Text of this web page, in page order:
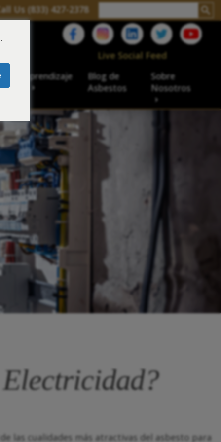
Us (833) 427-2378
Live Social Feed
de veteranos
laboral
de aprendizaje
Blog de
Asbestos
Sobre
Nosotros
Electricidad?
las cualidades más atractivas del asbesto para